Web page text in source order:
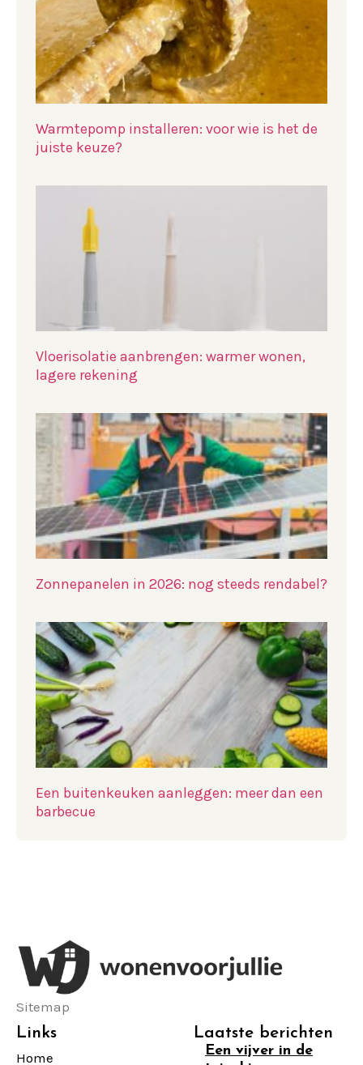
Warmtepomp installeren: voor wie is het de
juiste keuze?
Vloerisolatie aanbrengen: warmer wonen,
lagere rekening
Zonnepanelen in 2026: nog steeds rendabel?
Een buitenkeuken aanleggen: meer dan een
barbecue
Sitemap
Links
Home
Laatste berichten
Een vijver in de